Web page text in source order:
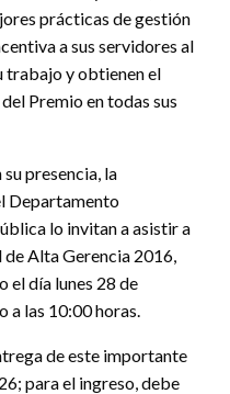
prácticas de gestión
a sus servidores al
trabajo y obtienen el
Premio en todas sus
presencia, la
Departamento
lo invitan a asistir a
Alta Gerencia 2016,
el día lunes 28 de
a las 10:00 horas.
de este importante
para el ingreso, debe